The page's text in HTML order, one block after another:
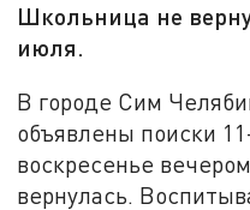
Школьница не
июля.
В городе Сим
объявлены поиски
воскресенье
вернулась.